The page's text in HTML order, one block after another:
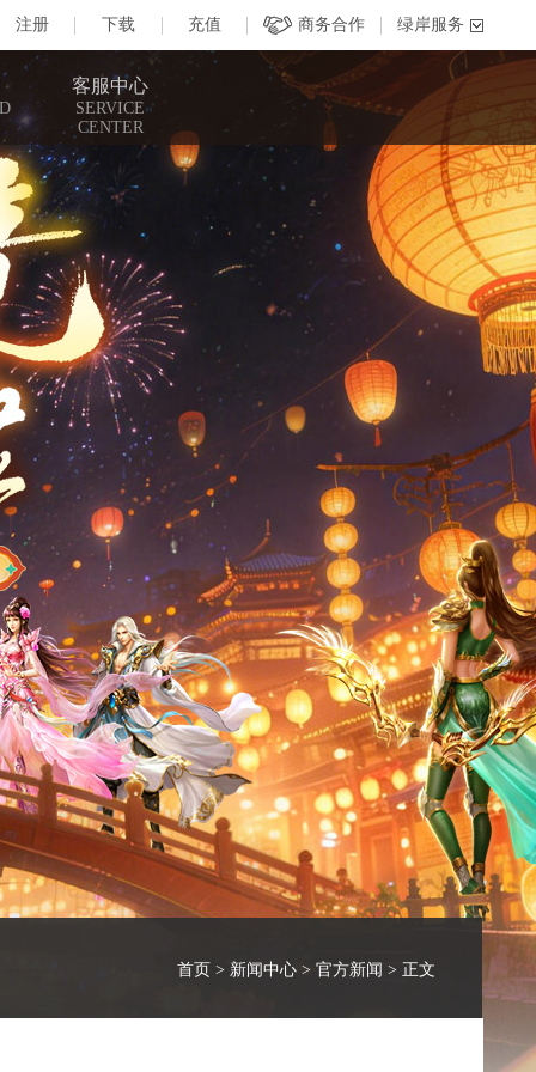
客服中心
SERVICE
CENTER
首页 > 新闻中心 > 官方新闻 > 正文